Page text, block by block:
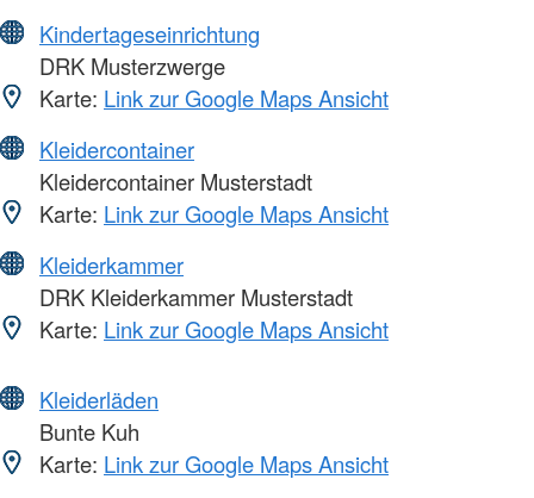
Kindertageseinrichtung
DRK Musterzwerge
Karte: Link zur Google Maps Ansicht
Kleidercontainer
Kleidercontainer Musterstadt
Karte: Link zur Google Maps Ansicht
Kleiderkammer
DRK Kleiderkammer Musterstadt
Karte: Link zur Google Maps Ansicht
Kleiderläden
Bunte Kuh
Karte: Link zur Google Maps Ansicht